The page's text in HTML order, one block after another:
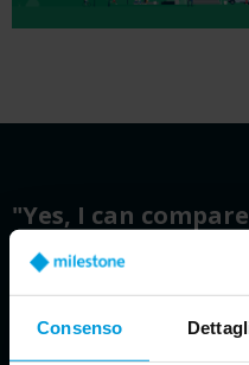
Consenso
"Yes, I can
investigation
example, I spent
minutes to
shipment. With